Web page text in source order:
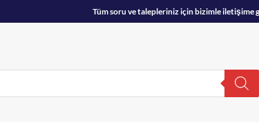
Tüm soru ve talepleriniz için bizimle iletişime